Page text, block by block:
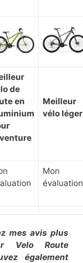
de
en
Meilleur
vélo léger
Mon
évaluation
mes avis plus
Velo Route
également